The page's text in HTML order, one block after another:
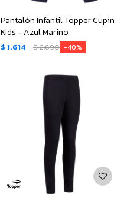
Pantalón Infantil Topper Cupin
Kids - Azul Marino
$ 1.614 $2.690 40